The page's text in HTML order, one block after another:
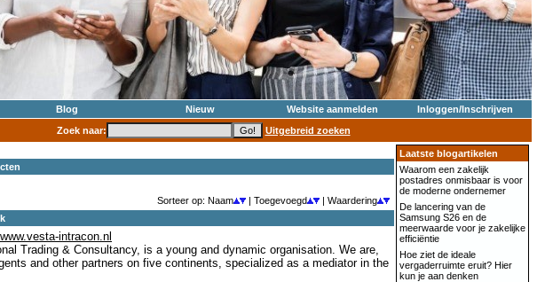
Blog Nieuw Website aanmelden
Inloggen/Inschrijven
Zoek naar:
Uitgebreid zoeken
Sorteer op: Naam | Toegevoegd
| Waardering
intracon.nl
Trading & Consultancy, is a young and dynamic organisation. We are,
and other partners on five continents, specialized as a mediator in the
Laatste blogartikelen
Waarom een zakelijk
postadres onmisbaar is voor
de moderne ondernemer
De lancering van de
Samsung S26 en de
meerwaarde voor je zakelijke
efficiëntie
Hoe ziet de ideale
vergaderruimte eruit? Hier
kun je aan denken